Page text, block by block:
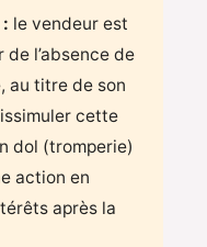
le vendeur est
de l’absence de
au titre de son
cette
dol (tromperie)
action en
après la